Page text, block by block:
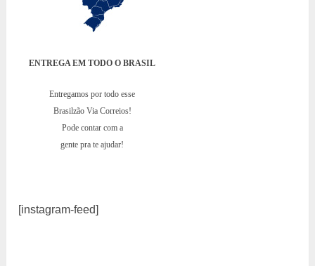
ENTREGA EM TODO O BRASIL
Entregamos por todo esse
Brasilzão Via Correios!
Pode contar com a
gente pra te ajudar!
[instagram-feed]